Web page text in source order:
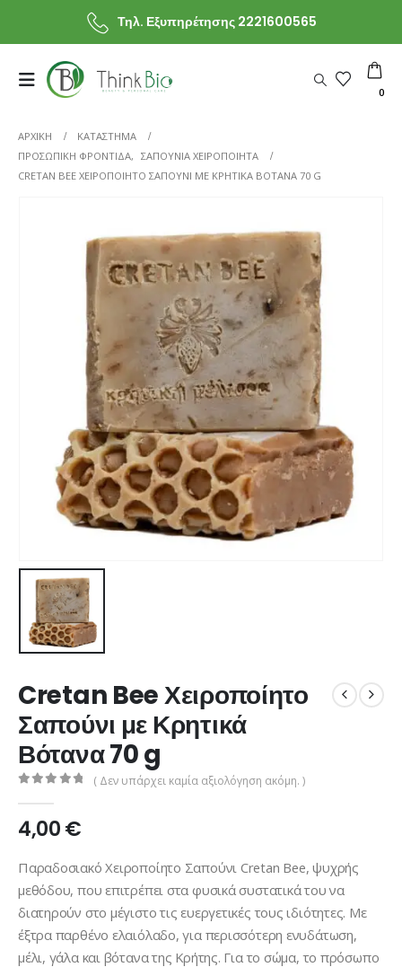
Τηλ. Εξυπηρέτησης 2221600565
0
ΑΡΧΙΚΗ
ΚΑΤΆΣΤΗΜΑ
ΠΡΟΣΩΠΙΚΗ ΦΡΟΝΤΙΔΑ, ΣΑΠΟΥΝΙΑ ΧΕΙΡΟΠΟΙΗΤΑ
CRETAN BEE ΧΕΙΡΟΠΟΊΗΤΟ ΣΑΠΟΎΝΙ ΜΕ ΚΡΗΤΙΚΆ ΒΌΤΑΝΑ 70 G
Cretan Bee Χειροποίητο
Σαπούνι με Κρητικά
Βότανα 70 g
( Δεν υπάρχει καμία αξιολόγηση ακόμη. )
4,00€
Παραδοσιακό Χειροποίητο Σαπούνι Cretan Bee, ψυχρής
μεθόδου, που επιτρέπει στα φυσικά συστατικά του να
διατηρούν στο μέγιστο τις ευεργετικές τους ιδιότητες. Με
έξτρα παρθένο ελαιόλαδο, για περισσότερη ενυδάτωση,
μέλι, γάλα και βότανα της Κρήτης. Για το σώμα, το πρόσωπο